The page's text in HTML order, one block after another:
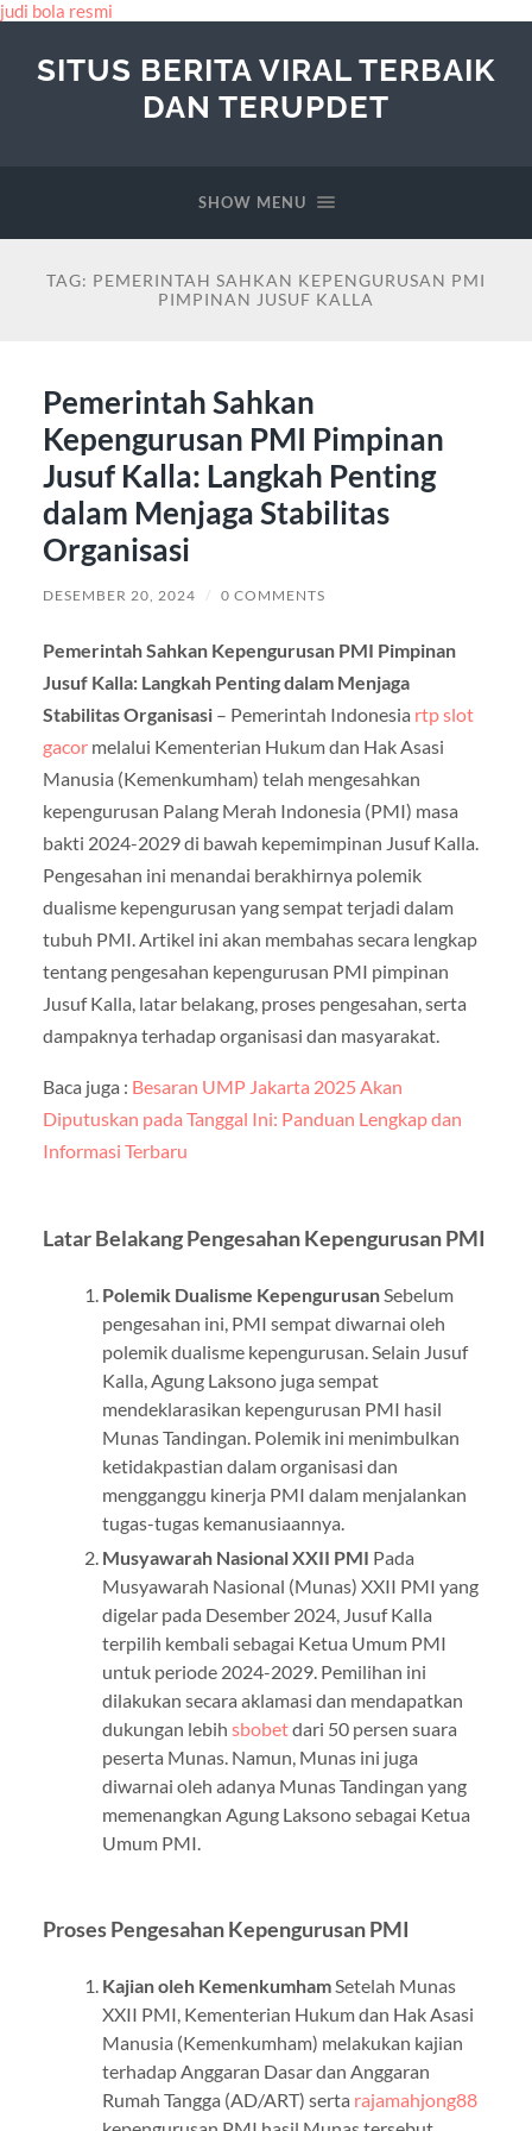
judi bola resmi
SITUS BERITA VIRAL TERBAIK
DAN TERUPDET
SHOW MENU
TAG: PEMERINTAH SAHKAN KEPENGURUSAN PMI
PIMPINAN JUSUF KALLA
Pemerintah Sahkan
Kepengurusan PMI Pimpinan
Jusuf Kalla: Langkah Penting
dalam Menjaga Stabilitas
Organisasi
DESEMBER 20, 2024 / 0 COMMENTS
Pemerintah Sahkan Kepengurusan PMI Pimpinan
Jusuf Kalla: Langkah Penting dalam Menjaga
Stabilitas Organisasi– Pemerintah Indonesia rtp slot
gacormelalui Kementerian Hukum dan Hak Asasi
Manusia (Kemenkumham) telah mengesahkan
kepengurusan Palang Merah Indonesia (PMI) masa
bakti 2024-2029 di bawah kepemimpinan Jusuf Kalla.
Pengesahan ini menandai berakhirnya polemik
dualisme kepengurusan yang sempat terjadi dalam
tubuh PMI. Artikel ini akan membahas secara lengkap
tentang pengesahan kepengurusan PMI pimpinan
Jusuf Kalla, latar belakang, proses pengesahan, serta
dampaknya terhadap organisasi dan masyarakat.
Baca juga : Besaran UMP Jakarta 2025 Akan
Diputuskan pada Tanggal Ini: Panduan Lengkap dan
Informasi Terbaru
Latar Belakang Pengesahan Kepengurusan PMI
Polemik Dualisme KepengurusanSebelum
pengesahan ini, PMI sempat diwarnai oleh
polemik dualisme kepengurusan. Selain Jusuf
Kalla, Agung Laksono juga sempat
mendeklarasikan kepengurusan PMI hasil
Munas Tandingan. Polemik ini menimbulkan
ketidakpastian dalam organisasi dan
mengganggu kinerja PMI dalam menjalankan
tugas-tugas kemanusiaannya.
Musyawarah Nasional XXII PMI Pada
Musyawarah Nasional (Munas) XXII PMI yang
digelar pada Desember 2024, Jusuf Kalla
terpilih kembali sebagai Ketua Umum PMI
untuk periode 2024-2029. Pemilihan ini
dilakukan secara aklamasi dan mendapatkan
dukungan lebih sbobetdari 50 persen suara
peserta Munas. Namun, Munas ini juga
diwarnai oleh adanya Munas Tandingan yang
memenangkan Agung Laksono sebagai Ketua
Umum PMI.
Proses Pengesahan Kepengurusan PMI
Kajian oleh KemenkumhamSetelah Munas
XXII PMI, Kementerian Hukum dan Hak Asasi
Manusia (Kemenkumham) melakukan kajian
terhadap Anggaran Dasar dan Anggaran
Rumah Tangga (AD/ART) serta rajamahjong88